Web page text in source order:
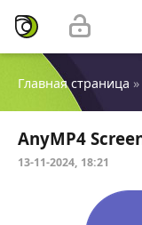
Главная страница »
AnyMP4
13-11-2024, 18:21